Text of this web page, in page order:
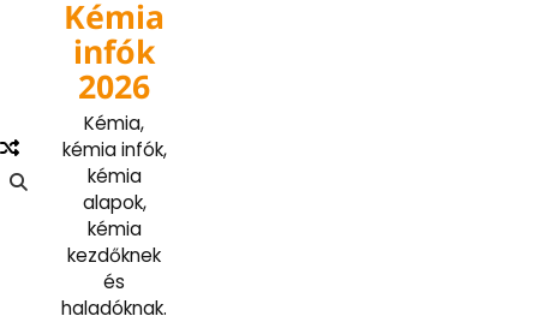
Kémia
infók
2026
Kémia,
kémia infók,
kémia
alapok,
kémia
kezdőknek
és
haladóknak.